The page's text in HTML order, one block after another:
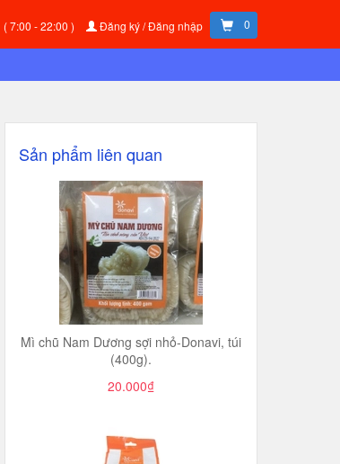
( 7:00 - 22:00 ) Đăng ký / Đăng nhập 0
Sản phẩm liên quan
Mì chũ Nam Dương sợi nhỏ-Donavi, túi
(400g).
20.000₫